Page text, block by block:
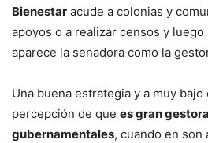
Bienestar acude a colonias y
apoyos o a realizar censos y
aparece la senadora como la
Una buena estrategia y a muy bajo
percepción de que es gran
gubernamentales, cuando en son